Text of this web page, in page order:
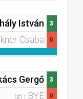
István
Csaba
3
0
Gergő
(#1) BYE
3
0